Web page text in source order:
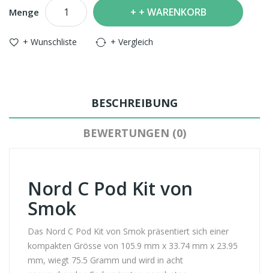
Menge + WARENKORB
+ Wunschliste + Vergleich
BESCHREIBUNG
BEWERTUNGEN (0)
Nord C Pod Kit von
Smok
Das Nord C Pod Kit von Smok präsentiert sich einer
kompakten Grösse von 105.9 mm x 33.74 mm x 23.95
mm, wiegt 75.5 Gramm und wird in acht